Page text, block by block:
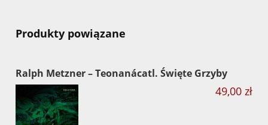
Produkty powiązane
Ralph Metzner – Teonanácatl. Święte Grzyby
49,00 zł